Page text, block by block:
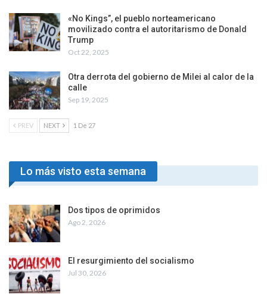
«No Kings”, el pueblo norteamericano
movilizado contra el autoritarismo de Donald
Trump
Oct 22, 2025
Otra derrota del gobierno de Milei al calor de la
calle
Sep 19, 2025
PREV NEXT 1 De 27
Lo más visto esta semana
Dos tipos de oprimidos
Ago 2, 2026
El resurgimiento del socialismo
Jul 30, 2026